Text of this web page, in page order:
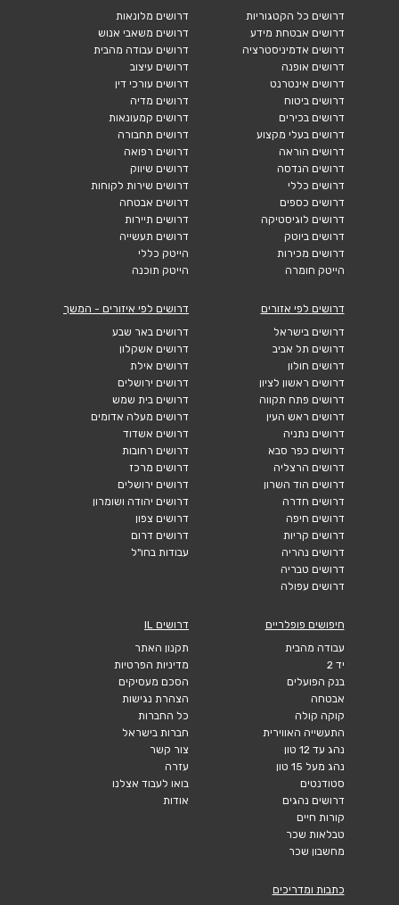
דרושים כל הקטגוריות
דרושים אבטחת מידע
דרושים אדמיניסטרציה
דרושים אופנה
דרושים אינטרנט
דרושים ביטוח
דרושים בכירים
דרושים בעלי מקצוע
דרושים הוראה
דרושים הנדסה
דרושים כללי
דרושים כספים
דרושים לוגיסטיקה
דרושים ביוטק
דרושים מכירות
הייטק חומרה
דרושים מלונאות
דרושים משאבי אנוש
דרושים עבודה מהבית
דרושים עיצוב
דרושים עורכי דין
דרושים מדיה
דרושים קמעונאות
דרושים תחבורה
דרושים רפואה
דרושים שיווק
דרושים שירות לקוחות
דרושים אבטחה
דרושים תיירות
דרושים תעשייה
הייטק כללי
הייטק תוכנה
דרושים לפי אזורים
דרושים בישראל
דרושים תל אביב
דרושים חולון
דרושים ראשון לציון
דרושים פתח תקווה
דרושים ראש העין
דרושים נתניה
דרושים כפר סבא
דרושים הרצליה
דרושים הוד השרון
דרושים חדרה
דרושים חיפה
דרושים קריות
דרושים נהריה
דרושים טבריה
דרושים עפולה
דרושים לפי איזורים - המשך
דרושים באר שבע
דרושים אשקלון
דרושים אילת
דרושים ירושלים
דרושים בית שמש
דרושים מעלה אדומים
דרושים אשדוד
דרושים רחובות
דרושים מרכז
דרושים ירושלים
דרושים יהודה ושומרון
דרושים צפון
דרושים דרום
עבודות בחו"ל
חיפושים פופלריים
עבודה מהבית
יד 2
בנק הפועלים
אבטחה
קוקה קולה
התעשייה האווירית
נהג עד 12 טון
נהג מעל 15 טון
סטודנטים
דרושים נהגים
קורות חיים
טבלאות שכר
מחשבון שכר
דרושים IL
תקנון האתר
מדיניות הפרטיות
הסכם מעסיקים
הצהרת נגישות
כל החברות
חברות בישראל
צור קשר
עזרה
בואו לעבוד אצלנו
אודות
כתבות ומדריכים